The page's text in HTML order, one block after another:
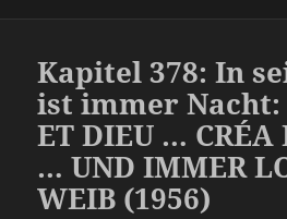
Kapitel 378: In
ist immer Nacht:
ET DIEU … CRÉA
… UND IMMER
WEIB (1956)